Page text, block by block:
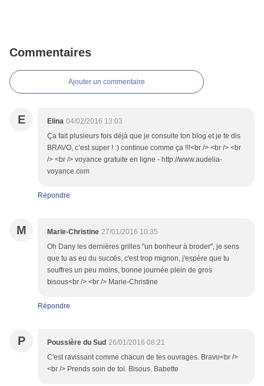
Commentaires
Ajouter un commentaire
E Elina 04/02/2016 13:03
Ça fait plusieurs fois déjà que je consulte ton blog et je te dis
BRAVO, c’est super ! :) continue comme ça !!!<br /> <br /> <br
/> <br /> voyance gratuite en ligne - http://www.audelia-
voyance.com
Répondre
M Marie-Christine 27/01/2016 10:35
Oh Dany les dernières grilles "un bonheur à broder", je sens
que tu as eu du succés, c'est trop mignon, j'espère que tu
souffres un peu moins, bonne journée plein de gros
bisous<br /> <br /> Marie-Christine
Répondre
P Poussière du Sud 26/01/2016 08:21
C'est ravissant comme chacun de tes ouvrages. Bravo<br />
<br /> Prends soin de toi. Bisous. Babette